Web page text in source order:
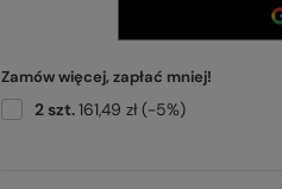
Zamów więcej, zapłać mniej!
2szt.161,49 zł(-5%)